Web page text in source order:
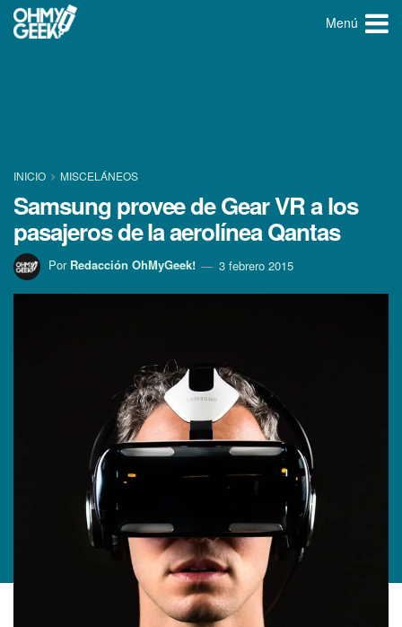
Menú
INICIO MISCELÁNEOS
Samsung provee de Gear VR a los
pasajeros de la aerolí­nea Qantas
Por Redacción OhMyGeek! 3 febrero 2015